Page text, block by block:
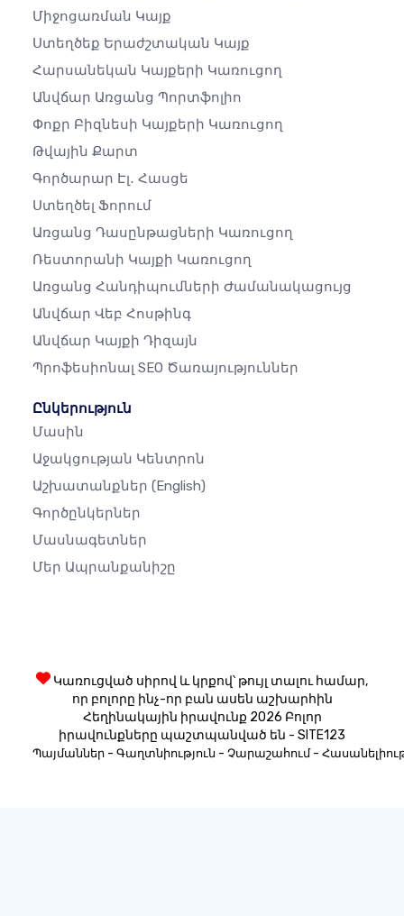
Միջոցառման Կայք
Ստեղծեք Երաժշտական ​​կայք
Հարսանեկան Կայքերի Կառուցող
Անվճար Առցանց Պորտֆոլիո
Փոքր Բիզնեսի Կայքերի Կառուցող
Թվային Քարտ
Գործարար Էլ․ Հասցե
Ստեղծել Ֆորում
Առցանց Դասընթացների Կառուցող
Ռեստորանի Կայքի Կառուցող
Առցանց Հանդիպումների Ժամանակացույց
Անվճար Վեբ Հոսթինգ
Անվճար Կայքի Դիզայն
Պրոֆեսիոնալ SEO Ծառայություններ
Ընկերություն
Մասին
Աջակցության Կենտրոն
Աշխատանքներ (English)
Գործընկերներ
Մասնագետներ
Մեր Ապրանքանիշը
Կառուցված սիրով և կրքով՝ թույլ տալու համար,
որ բոլորը ինչ-որ բան ասեն աշխարհին
Հեղինակային իրավունք 2026 Բոլոր
իրավունքները պաշտպանված են - SITE123
Պայմաններ - Գաղտնիություն - Չարաշահում-